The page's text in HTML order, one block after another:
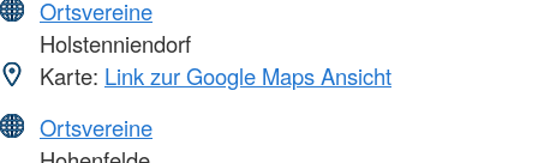
Ortsvereine
Holstenniendorf
Karte: Link zur Google Maps Ansicht
Ortsvereine